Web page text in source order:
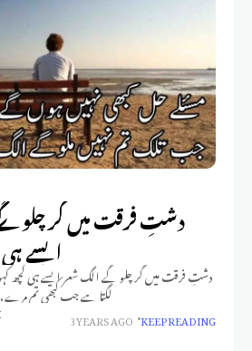
ایسے
دشتِ فرقت میں گر چلو گے الگ شعر ایسے ہی
لگتا ہے جب کبھی تم
3 YEARS AGO KEEP READING